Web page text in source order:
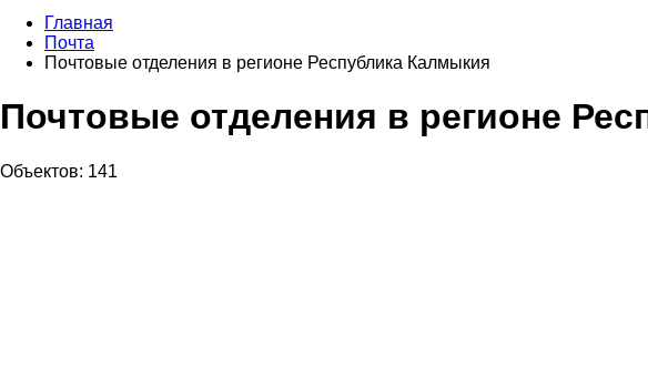
Главная
Почта
Почтовые отделения в регионе Республика Калмыкия
Почтовые отделения в регионе
Объектов: 141